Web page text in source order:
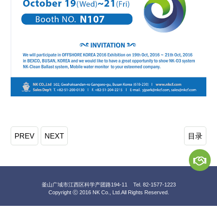
PREV NEXT 目录
釜山广域市江西区科学产团路194-11 Tel. 82-1577-1223
Copyright ⓒ 2016 NK Co., Ltd. All Rights Reserved.